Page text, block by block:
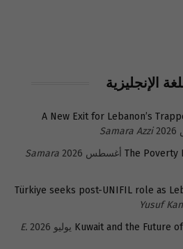
الإنجليزية
A New Exit for Lebanon’s
Samara Azzi
The Poverty
Samara
Türkiye seeks post-UNIFIL role as
Yusuf
Kuwait and the Future
E.